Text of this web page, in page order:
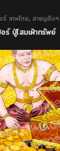
ร์ เทพไทย, สายมูอื่นๆ
อร์ ปู่โสมเฝ้าทรัพย์